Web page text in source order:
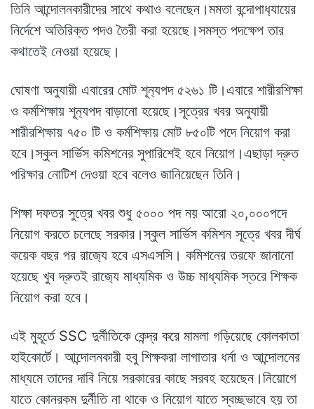
তিনি আন্দোলনকারীদের সাথে কথাও বলেছেন।মমতা বন্দোপাধ‍্যায়ের
নির্দেশে অতিরিক্ত পদও তৈরী করা হয়েছে।সমস্ত পদক্ষেপ তার
কথাতেই নেওয়া হয়েছে।
ঘোষণা অনুযায়ী এবারের মোট শূন‍্যপদ ৫২৬১ টি।এবারে শারীরশিক্ষা
ও কর্মশিক্ষায় শূন‍্যপদ বাড়ানো হয়েছে।সূত্রের খবর অনুযায়ী
শারীরশিক্ষায় ৭৫০ টি ও কর্মশিক্ষায় মোট ৮৫০টি পদে নিয়োগ করা
হবে।স্কুল সার্ভিস কমিশনের সুপারিশেই হবে নিয়োগ।এছাড়া দ্রুত
পরিক্ষার নোটিশ দেওয়া হবে বলেও জানিয়েছেন তিনি।
শিক্ষা দফতর সুত্রে খবর শুধু ৫০০০ পদ নয় আরো ২০,০০০পদে
নিয়োগ করতে চলেছে সরকার।স্কুল সার্ভিস কমিশন সূত্রে খবর দীর্ঘ
কয়েক বছর পর রাজ‍্যে হবে এসএসসি। কমিশনের তরফে জানানো
হয়েছে খুব দ্রুতই রাজ‍্যে মাধ্যমিক ও উচ্চ মাধ্যমিক স্তরে শিক্ষক
নিয়োগ করা হবে।
এই মুহূর্তে SSC দুর্নীতিকে কেন্দ্র করে মামলা গড়িয়েছে কোলকাতা
হাইকোর্টে। আন্দোলনকারী হবু শিক্ষকরা লাগাতার ধর্না ও আন্দোলনের
মাধ্যমে তাদের দাবি নিয়ে সরকারের কাছে সরবহ হয়েছেন।নিয়োগে
যাতে কোনরকম দুর্নীতি না থাকে ও নিয়োগ যাতে স্বচ্ছভাবে হয় তা